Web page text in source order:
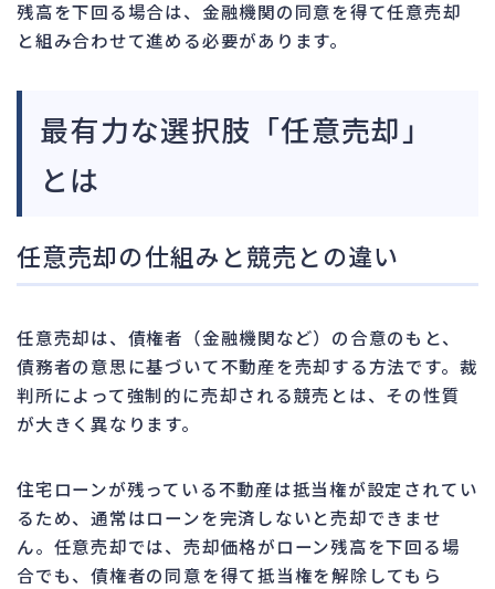
残高を下回る場合は、金融機関の同意を得て任意売却
と組み合わせて進める必要があります。
最有力な選択肢「任意売却」
とは
任意売却の仕組みと競売との違い
任意売却は、債権者（金融機関など）の合意のもと、
債務者の意思に基づいて不動産を売却する方法です。裁
判所によって強制的に売却される競売とは、その性質
が大きく異なります。
住宅ローンが残っている不動産は抵当権が設定されてい
るため、通常はローンを完済しないと売却できませ
ん。任意売却では、売却価格がローン残高を下回る場
合でも、債権者の同意を得て抵当権を解除してもら